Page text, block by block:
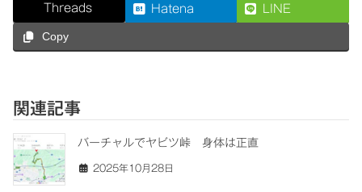
Threads Hatena LINE
Copy
関連記事
バーチャルでヤビツ峠 身体は正直
2025年10月28日